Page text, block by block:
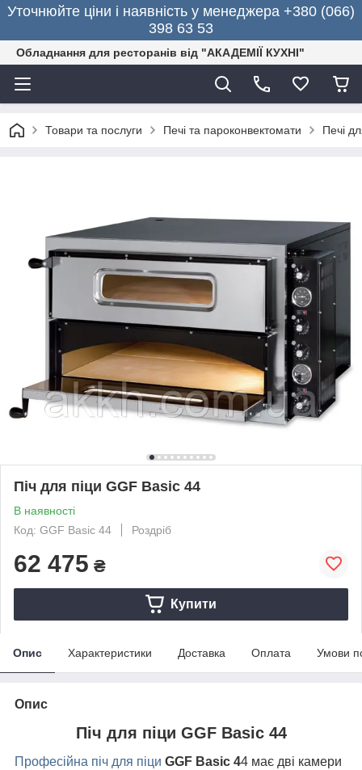
Уточнюйте ціни і наявність у менеджера +380 (066)
398 63 53
Обладнання для ресторанів від "АКАДЕМІЇ КУХНІ"
Товари та послуги Печі та пароконвектомати Печі
Піч для піци GGF Basic 44
В наявності
Код: GGF Basic 44
Роздріб
62 475 ₴
Купити
Опис Характеристики Доставка Оплата Умови
Опис
Піч для піци GGF Basic 44
Професійна піч для піци GGF Basic 44 має дві камери